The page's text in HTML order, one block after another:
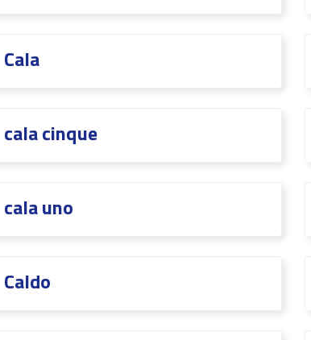
Cala
cala cinque
cala uno
Caldo